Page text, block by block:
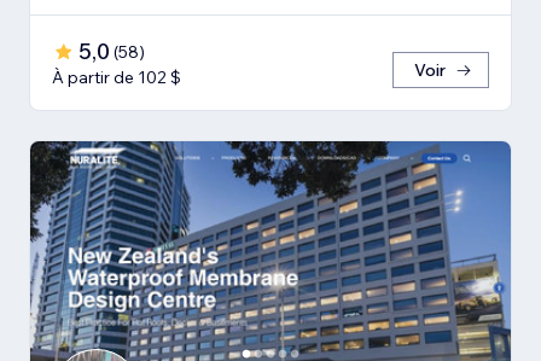
5,0 (58)
À partir de 102 $
Voir